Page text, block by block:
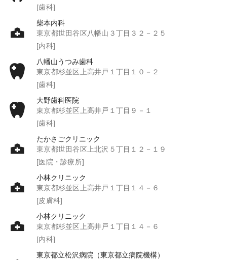
[歯科]
柴本内科
東京都世田谷区八幡山３丁目３２－２５
[内科]
八幡山うつみ歯科
東京都杉並区上高井戸１丁目１０－２
[歯科]
大野歯科医院
東京都杉並区上高井戸１丁目９－１
[歯科]
たかさごクリニック
東京都世田谷区上北沢５丁目１２－１９
[医院・診療所]
小林クリニック
東京都杉並区上高井戸１丁目１４－６
[皮膚科]
小林クリニック
東京都杉並区上高井戸１丁目１４－６
[内科]
東京都立松沢病院（東京都立病院機構）